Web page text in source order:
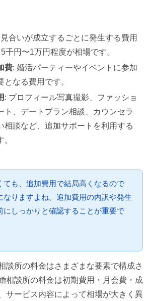
合いが成立するごとに発生する費用
千円〜1万円程度が相場です。
費: 婚活パーティーやイベントに参加
となる費用です。
: プロフィール写真撮影、ファッショ
ト、デートプラン相談、カウンセラ
相談など、追加サポートを利用する
ても、追加費用で結局高くなるので
なりますよね。追加費用の内訳や発生
にしっかりと確認することが重要で
談所の料金はさまざまな要素で構成さ
相談所の料金は初期費用・月会費・成
サービス内容によって相場が大きく異